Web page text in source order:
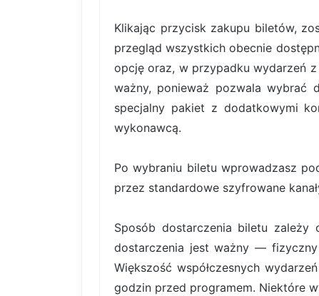
Klikając przycisk zakupu biletów,
przegląd wszystkich obecnie
opcję oraz, w przypadku wydarzeń
ważny, ponieważ pozwala wybrać
specjalny pakiet z dodatkowymi
wykonawcą.
Po wybraniu biletu wprowadzasz
przez standardowe szyfrowane
Sposób dostarczenia biletu
dostarczenia jest ważny —
Większość współczesnych
godzin przed programem. Niektóre